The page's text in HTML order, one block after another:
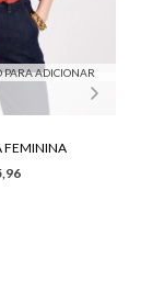
PARA ADICIONAR
FEMININA